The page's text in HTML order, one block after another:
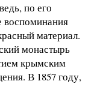
по его
материал.
монастырь
крымским
В 1857 году,